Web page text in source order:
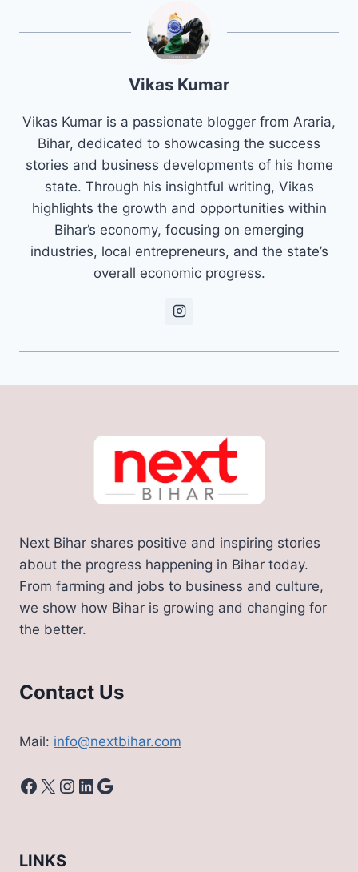
Vikas Kumar
Vikas Kumar is a passionate blogger from Araria,
Bihar, dedicated to showcasing the success
stories and business developments of his home
state. Through his insightful writing, Vikas
highlights the growth and opportunities within
Bihar’s economy, focusing on emerging
industries, local entrepreneurs, and the state’s
overall economic progress.
Next Bihar shares positive and inspiring stories
about the progress happening in Bihar today.
From farming and jobs to business and culture,
we show how Bihar is growing and changing for
the better.
Contact Us
Mail: info@nextbihar.com
Facebook
X Instagram
LinkedIn
Google
LINKS